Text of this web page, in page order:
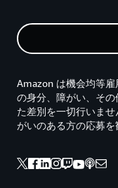
Amazon は機会均等
の身分、障がい、そ
た差別を一切行いま
がいのある方の応募を